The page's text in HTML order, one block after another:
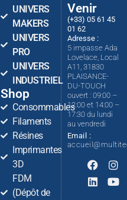
UNIVERS
MAKERS
UNIVERS
PRO
UNIVERS
INDUSTRIEL
Shop
Consommables
Filaments
Résines
Imprimantes
3D
FDM
(Dépôt de
Venir
(+33) 05 61 45
01 62
Adresse :
5 impasse Ada
Lovelace, Local
A11, 31830
PLAISANCE-
DU-TOUCH
ouvert : 09:00 –
12:00 et 14:00 –
17:30 du lundi
au vendredi
Email :